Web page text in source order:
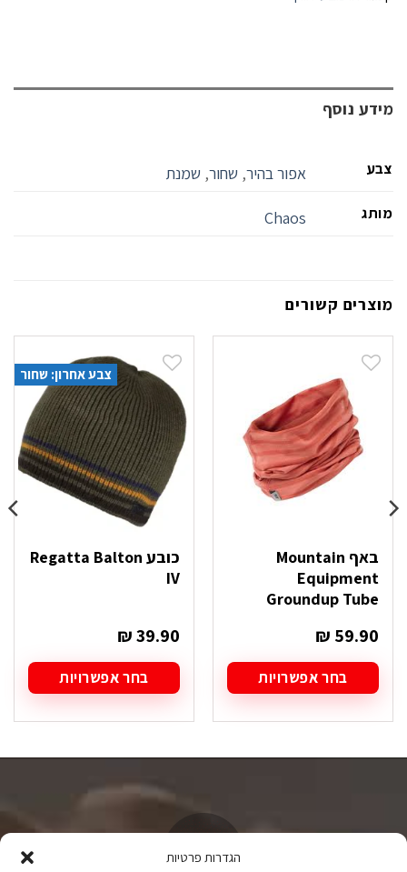
הגדרות פרטיות
מידע נוסף
צבע אפור בהיר, שחור, שמנת
מותג Chaos
מוצרים קשורים
באף Mountain
Equipment
Groundup Tube
₪ 59.90
בחר אפשרויות
זה
מספר
האפשרויות
צבע אחרון: שחור
כובע Regatta Balton
IV
₪39.90
בחר אפשרויות
זה
מספר
ניתן
לבחור
האפשרויות
בעמוד